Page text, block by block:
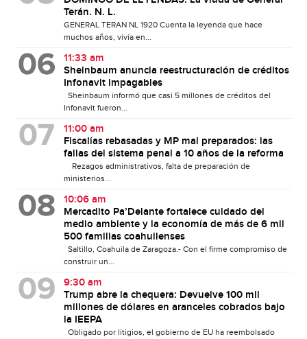
Terán. N. L.
GENERAL TERAN NL 1920 Cuenta la leyenda que hace
muchos años, vivía en...
11:33 am
Sheinbaum anuncia reestructuración de créditos
Infonavit impagables
Sheinbaum informó que casi 5 millones de créditos del
Infonavit fueron...
11:00 am
Fiscalías rebasadas y MP mal preparados: las
fallas del sistema penal a 10 años de la reforma
Rezagos administrativos, falta de preparación de
ministerios...
10:06 am
Mercadito Pa’Delante fortalece cuidado del
medio ambiente y la economía de más de 6 mil
500 familias coahuilenses
Saltillo, Coahuila de Zaragoza.- Con el firme compromiso de
construir un...
9:30 am
Trump abre la chequera: Devuelve 100 mil
millones de dólares en aranceles cobrados bajo
la IEEPA
Obligado por litigios, el gobierno de EU ha reembolsado